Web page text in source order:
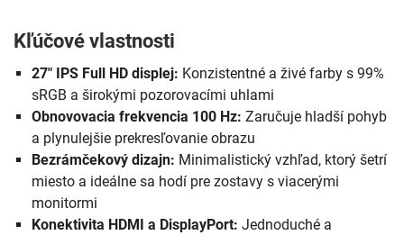
Kľúčové vlastnosti
27" IPS Full HD displej: Konzistentné a živé farby s 99%
sRGB a širokými pozorovacími uhlami
Obnovovacia frekvencia 100 Hz: Zaručuje hladší pohyb
a plynulejšie prekresľovanie obrazu
Bezrámčekový dizajn: Minimalistický vzhľad, ktorý šetrí
miesto a ideálne sa hodí pre zostavy s viacerými
monitormi
Konektivita HDMI a DisplayPort: Jednoduché a